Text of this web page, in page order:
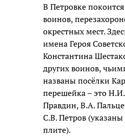
В Петровке
воинов,
окрестных мест.
имена Героя
Константина
других воинов,
названы посёлки
перешейка – это
Правдин, В.А.
С.В. Петров
плите).